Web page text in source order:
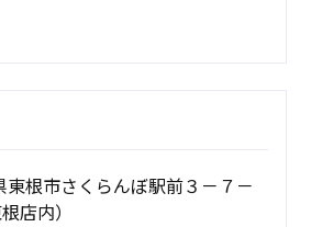
東根市さくらんぼ駅前３－７－
店内）